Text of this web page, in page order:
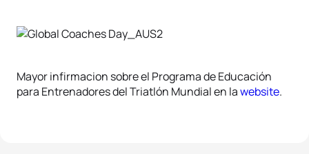
Mayor infirmacion sobre el Programa de Educación
para Entrenadores del Triatlón Mundial en lawebsite.